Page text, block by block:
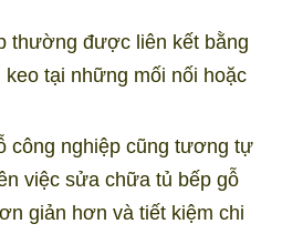
thường được liên kết bằng
tại những mối nối hoặc
công nghiệp cũng tương tự
việc sửa chữa tủ bếp gỗ
giản hơn và tiết kiệm chi